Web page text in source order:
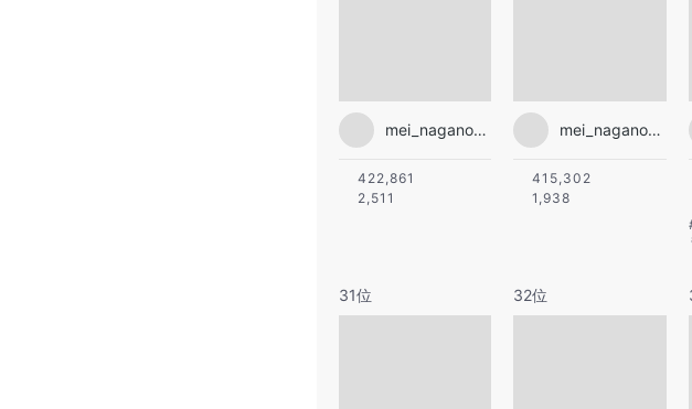
mei_nagano0924official
422,861
2,511
mei_nagano0924official
415,302
1,938
31位 32位